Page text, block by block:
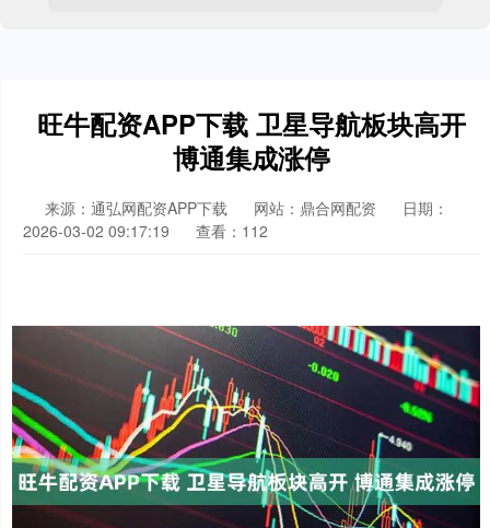
旺牛配资APP下载 卫星导航板块高开
博通集成涨停
来源：通弘网配资APP下载 网站：鼎合网配资
日期：
2026-03-02 09:17:19
查看：112